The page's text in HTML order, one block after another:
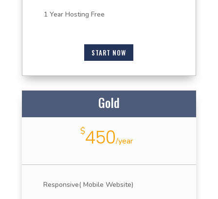
1 Year Hosting Free
START NOW
Gold
$450/year
Responsive( Mobile Website)